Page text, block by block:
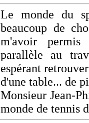
Le monde du
beaucoup de
m'avoir
parallèle au
espérant
d'une table... de
Monsieur Jean-
monde de tennis